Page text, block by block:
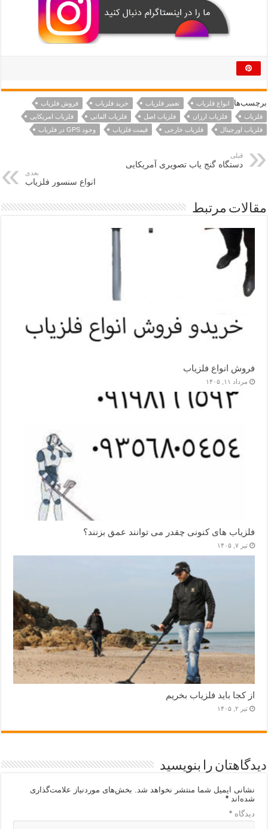
برچسب‌ها انواع فلزیاب تعمیر فلزیاب خرید فلزیاب
فروش فلزیاب
فلزیاب
فلزیاب ارزان فلزیاب اصل فلزیاب المانی
فلزیاب امریکایی
فلزیاب اورجینال
فلزیاب خارجی قیمت فلزیاب وجود GPS در فلزیاب
قبلی
دستگاه گنج یاب تصویری آمریکایی
بعدی
انواع سنسور فلزیاب
مقالات مرتبط
فروش انواع فلزیاب
مرداد ۱۱, ۱۴۰۵
فلزیاب های کنونی چقدر می توانند عمق بزنند؟
تیر ۷, ۱۴۰۵
از کجا باید فلزیاب بخریم
تیر ۲, ۱۴۰۵
دیدگاهتان را بنویسید
نشانی ایمیل شما منتشر نخواهد شد. بخش‌های موردنیاز علامت‌گذاری
شده‌اند*
دیدگاه*